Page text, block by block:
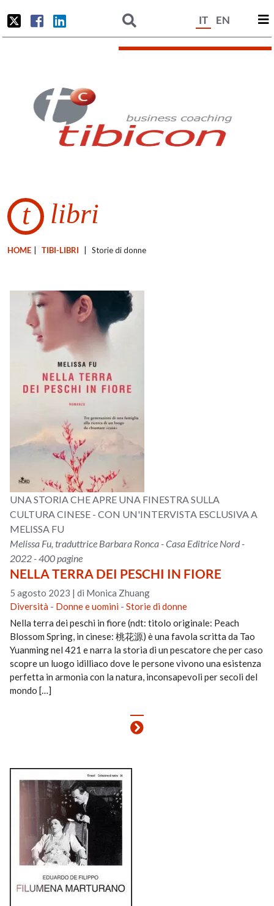
IT EN
t libri
HOME TIBI-LIBRI Storie di donne
UNA STORIA CHE APRE UNA FINESTRA SULLA
CULTURA CINESE - CON UN'INTERVISTA ESCLUSIVA A
MELISSA FU
Melissa Fu, traduttrice Barbara Ronca - Casa Editrice Nord -
2022 - 400 pagine
NELLA TERRA DEI PESCHI IN FIORE
5 agosto 2023 |di Monica Zhuang
Diversità - Donne e uomini -Storie di donne
Nella terra dei peschi in fiore (ndt: titolo originale: Peach
Blossom Spring, in cinese: 桃花源) è una favola scritta da Tao
Yuanming nel 421 e narra la storia di un pescatore che per caso
scopre un luogo idilliaco dove le persone vivono una esistenza
perfetta in armonia con la natura, inconsapevoli per secoli del
mondo […]